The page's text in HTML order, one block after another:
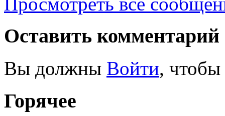
Оставить комментарий
Вы должны Войти, чтобы
Горячее